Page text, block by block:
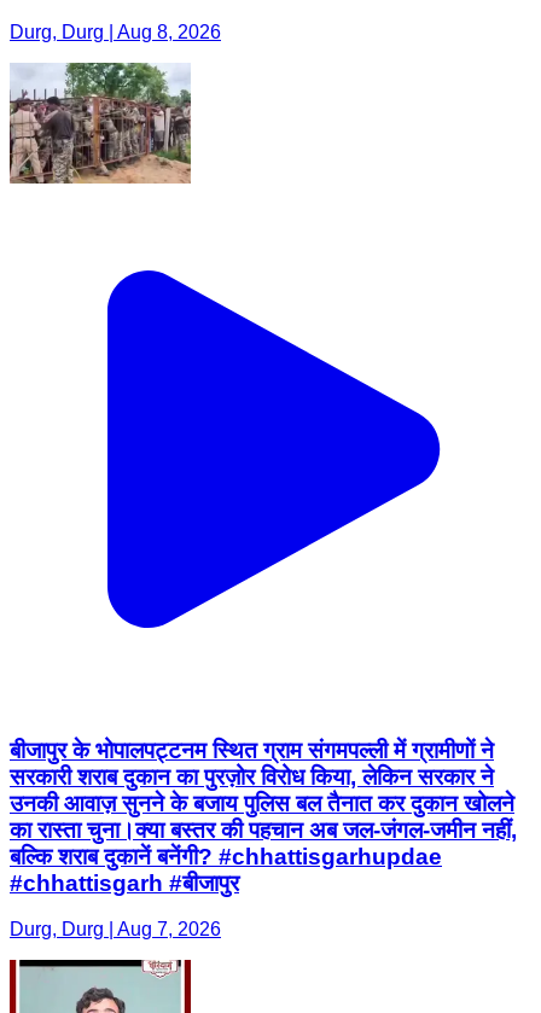
Durg, Durg | Aug 8, 2026
बीजापुर के भोपालपट्टनम स्थित ग्राम संगमपल्ली में ग्रामीणों ने
सरकारी शराब दुकान का पुरज़ोर विरोध किया, लेकिन सरकार ने
उनकी आवाज़ सुनने के बजाय पुलिस बल तैनात कर दुकान खोलने
का रास्ता चुना।क्या बस्तर की पहचान अब जल-जंगल-जमीन नहीं,
बल्कि शराब दुकानें बनेंगी? #chhattisgarhupdae
#chhattisgarh #बीजापुर
Durg, Durg | Aug 7, 2026